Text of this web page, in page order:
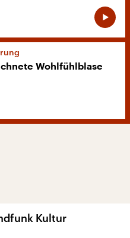
Wohlfühlblase
Kultur